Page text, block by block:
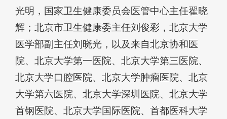
光明，国家卫生健康委员会医管中心主任翟晓
辉；北京市卫生健康委主任刘俊彩，北京大学
医学部副主任刘晓光，以及来自北京协和医
院、北京大学第一医院、北京大学第三医院、
北京大学口腔医院、北京大学肿瘤医院、北京
大学第六医院、北京大学深圳医院、北京大学
首钢医院、北京大学国际医院、首都医科大学